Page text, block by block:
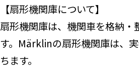
【扇形機関庫について】
扇形機関庫は、機関車を格納
す。Märklinの扇形機関庫は、
ちます。